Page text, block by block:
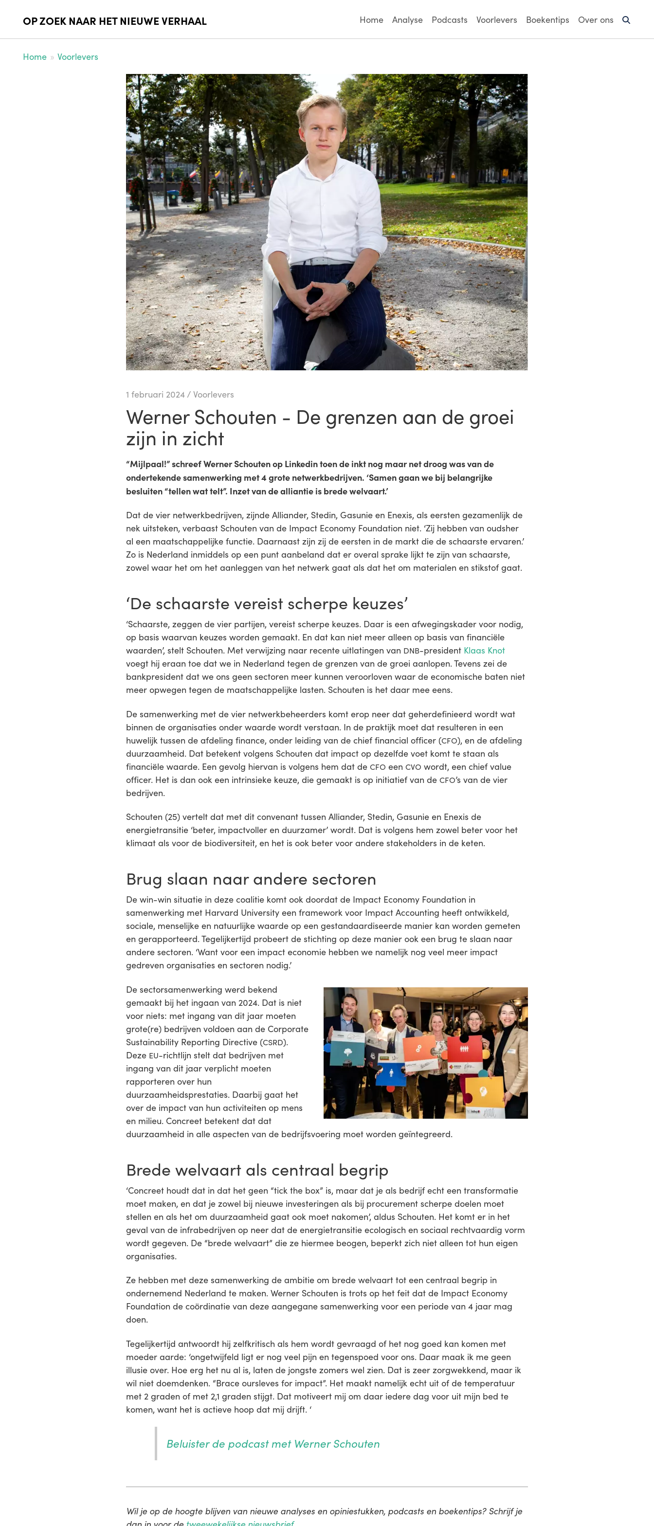
OP ZOEK NAAR HET NIEUWE VERHAAL
Hoofdmenu
Home Analyse Podcasts Voorlevers Boekentips Over ons
You
Home Voorlevers
Afbeelding
1 februari 2024 /Voorlevers
Werner Schouten - De grenzen aan de groei
zijn in zicht
“Mijlpaal!” schreef Werner Schouten op Linkedin toen de inkt nog maar net droog was van de
ondertekende samenwerking met 4 grote netwerkbedrijven. ‘Samen gaan we bij belangrijke
besluiten “tellen wat telt”. Inzet van de alliantie is brede welvaart.’
Dat de vier netwerkbedrijven, zijnde Alliander, Stedin, Gasunie en Enexis, als eersten gezamenlijk de
nek uitsteken, verbaast Schouten van de Impact Economy Foundation niet. ‘Zij hebben van oudsher
al een maatschappelijke functie. Daarnaast zijn zij de eersten in de markt die de schaarste ervaren.’
Zo is Nederland inmiddels op een punt aanbeland dat er overal sprake lijkt te zijn van schaarste,
zowel waar het om het aanleggen van het netwerk gaat als dat het om materialen en stikstof gaat.
‘De schaarste vereist scherpe keuzes’
‘Schaarste, zeggen de vier partijen, vereist scherpe keuzes. Daar is een afwegingskader voor nodig,
op basis waarvan keuzes worden gemaakt. En dat kan niet meer alleen op basis van financiële
waarden’, stelt Schouten. Met verwijzing naar recente uitlatingen van DNB-president Klaas Knot
voegt hij eraan toe dat we in Nederland tegen de grenzen van de groei aanlopen. Tevens zei de
bankpresident dat we ons geen sectoren meer kunnen veroorloven waar de economische baten niet
meer opwegen tegen de maatschappelijke lasten. Schouten is het daar mee eens.
De samenwerking met de vier netwerkbeheerders komt erop neer dat geherdefinieerd wordt wat
binnen de organisaties onder waarde wordt verstaan. In de praktijk moet dat resulteren in een
huwelijk tussen de afdeling finance, onder leiding van de chief financial officer (CFO), en de afdeling
duurzaamheid. Dat betekent volgens Schouten dat impact op dezelfde voet komt te staan als
financiële waarde. Een gevolg hiervan is volgens hem dat deCFO eenCVO wordt, een chief value
officer. Het is dan ook een intrinsieke keuze, die gemaakt is op initiatief van deCFO’s van de vier
bedrijven.
Schouten (25) vertelt dat met dit convenant tussen Alliander, Stedin, Gasunie en Enexis de
energietransitie ‘beter, impactvoller en duurzamer’ wordt. Dat is volgens hem zowel beter voor het
klimaat als voor de biodiversiteit, en het is ook beter voor andere stakeholders in de keten.
Brug slaan naar andere sectoren
De win-win situatie in deze coalitie komt ook doordat de Impact Economy Foundation in
samenwerking met Harvard University een framework voor Impact Accounting heeft ontwikkeld,
sociale, menselijke en natuurlijke waarde op een gestandaardiseerde manier kan worden gemeten
en gerapporteerd. Tegelijkertijd probeert de stichting op deze manier ook een brug te slaan naar
andere sectoren. ‘Want voor een impact economie hebben we namelijk nog veel meer impact
gedreven organisaties en sectoren nodig.’
De sectorsamenwerking werd bekend
gemaakt bij het ingaan van 2024. Dat is niet
voor niets: met ingang van dit jaar moeten
grote(re) bedrijven voldoen aan de Corporate
Sustainability Reporting Directive (CSRD).
Deze EU-richtlijn stelt dat bedrijven met
ingang van dit jaar verplicht moeten
rapporteren over hun
duurzaamheidsprestaties. Daarbij gaat het
over de impact van hun activiteiten op mens
en milieu. Concreet betekent dat dat
duurzaamheid in alle aspecten van de bedrijfsvoering moet worden geïntegreerd.
Brede welvaart als centraal begrip
‘Concreet houdt dat in dat het geen “tick the box” is, maar dat je als bedrijf echt een transformatie
moet maken, en dat je zowel bij nieuwe investeringen als bij procurement scherpe doelen moet
stellen en als het om duurzaamheid gaat ook moet nakomen’, aldus Schouten. Het komt er in het
geval van de infrabedrijven op neer dat de energietransitie ecologisch en sociaal rechtvaardig vorm
wordt gegeven. De “brede welvaart” die ze hiermee beogen, beperkt zich niet alleen tot hun eigen
organisaties.
Ze hebben met deze samenwerking de ambitie om brede welvaart tot een centraal begrip in
ondernemend Nederland te maken. Werner Schouten is trots op het feit dat de Impact Economy
Foundation de coördinatie van deze aangegane samenwerking voor een periode van 4 jaar mag
doen.
Tegelijkertijd antwoordt hij zelfkritisch als hem wordt gevraagd of het nog goed kan komen met
moeder aarde: ‘ongetwijfeld ligt er nog veel pijn en tegenspoed voor ons. Daar maak ik me geen
illusie over. Hoe erg het nu al is, laten de jongste zomers wel zien. Dat is zeer zorgwekkend, maar ik
wil niet doemdenken. “Brace oursleves for impact”. Het maakt namelijk echt uit of de temperatuur
met 2 graden of met 2,1 graden stijgt. Dat motiveert mij om daar iedere dag voor uit mijn bed te
komen, want het is actieve hoop dat mij drijft. ‘
Beluister de podcast met Werner Schouten
Wil je op de hoogte blijven van nieuwe analyses en opiniestukken, podcasts en boekentips? Schrijf je